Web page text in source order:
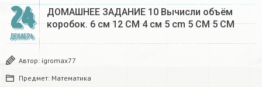
24
ДЕКАБРЬ
ДОМАШНЕЕ ЗАДАНИЕ 10 Вычисли объём
коробок. 6 см 12 CM 4 см 5 cm 5 CM 5 CM​
Автор: igromax77
Предмет: Математика